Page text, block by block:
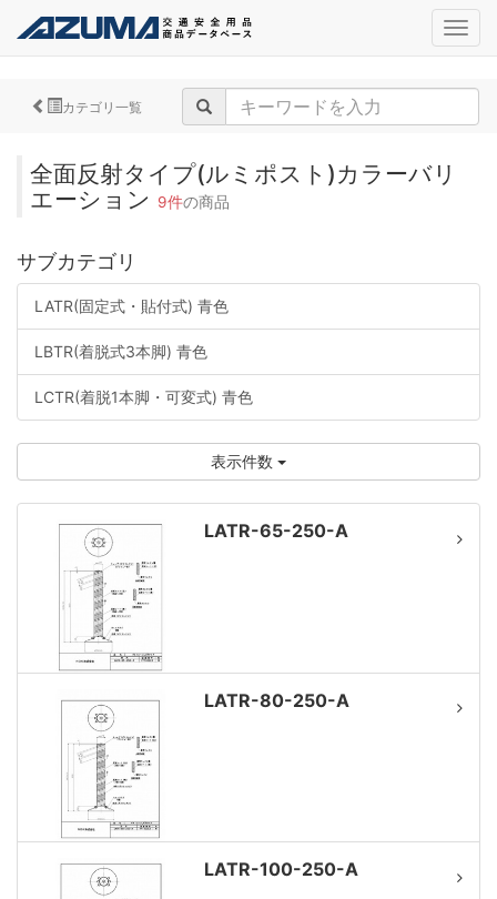
カテゴリ一覧
全面反射タイプ(ルミポスト)カラーバリ
エーション
9件の商品
サブカテゴリ
LATR(固定式・貼付式) 青色
LBTR(着脱式3本脚) 青色
LCTR(着脱1本脚・可変式) 青色
表示件数
LATR-65-250-A
LATR-80-250-A
LATR-100-250-A